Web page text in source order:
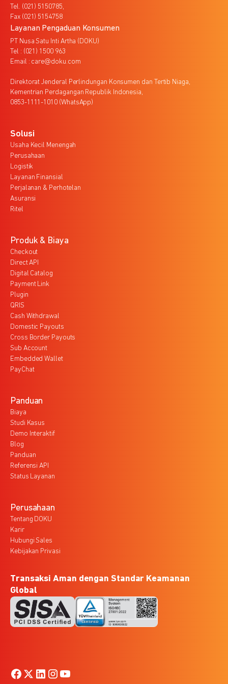
Tel. (021) 5150785,
Fax (021) 5154758
Layanan Pengaduan Konsumen
PT Nusa Satu Inti Artha (DOKU)
Tel : (021) 1500 963
Email : care@doku.com
Direktorat Jenderal Perlindungan Konsumen dan Tertib Niaga,
Kementrian Perdagangan Republik Indonesia,
0853-1111-1010 (WhatsApp)
Solusi
Usaha Kecil Menengah
Perusahaan
Logistik
Layanan Finansial
Perjalanan & Perhotelan
Asuransi
Ritel
Produk & Biaya
Checkout
Direct API
Digital Catalog
Payment Link
Plugin
QRIS
Cash Withdrawal
Domestic Payouts
Cross Border Payouts
Sub Account
Embedded Wallet
PayChat
Panduan
Biaya
Studi Kasus
Demo Interaktif
Blog
Panduan
Referensi API
Status Layanan
Perusahaan
Tentang DOKU
Karir
Hubungi Sales
Kebijakan Privasi
Transaksi Aman dengan Standar Keamanan
Global